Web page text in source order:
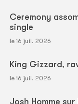
Ceremony
single
le 16 juil. 2026
King Gizzard,
le 16 juil. 2026
Josh Homme